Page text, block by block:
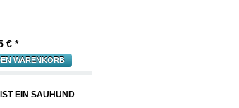
€ *
WARENKORB
IST EIN SAUHUND